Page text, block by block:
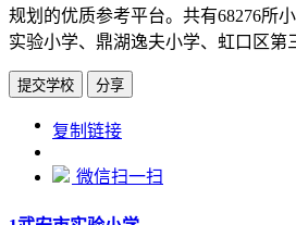
规划的优质参考平台。共有68276所
实验小学、鼎湖逸夫小学、虹口区第
提交学校 分享
https://www.edupk.cn/tp/2
复制链接
微信扫一扫